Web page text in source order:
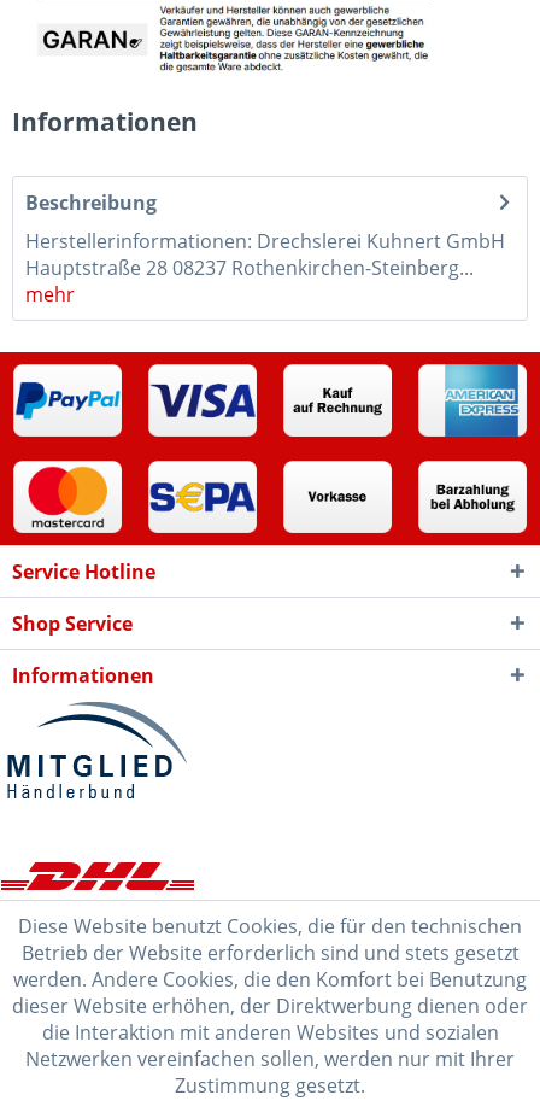
Informationen
Beschreibung
Herstellerinformationen: Drechslerei Kuhnert GmbH
Hauptstraße 28 08237 Rothenkirchen-Steinberg...
mehr
Service Hotline
Shop Service
Informationen
Diese Website benutzt Cookies, die für den technischen
Betrieb der Website erforderlich sind und stets gesetzt
werden. Andere Cookies, die den Komfort bei Benutzung
dieser Website erhöhen, der Direktwerbung dienen oder
die Interaktion mit anderen Websites und sozialen
Netzwerken vereinfachen sollen, werden nur mit Ihrer
Zustimmung gesetzt.